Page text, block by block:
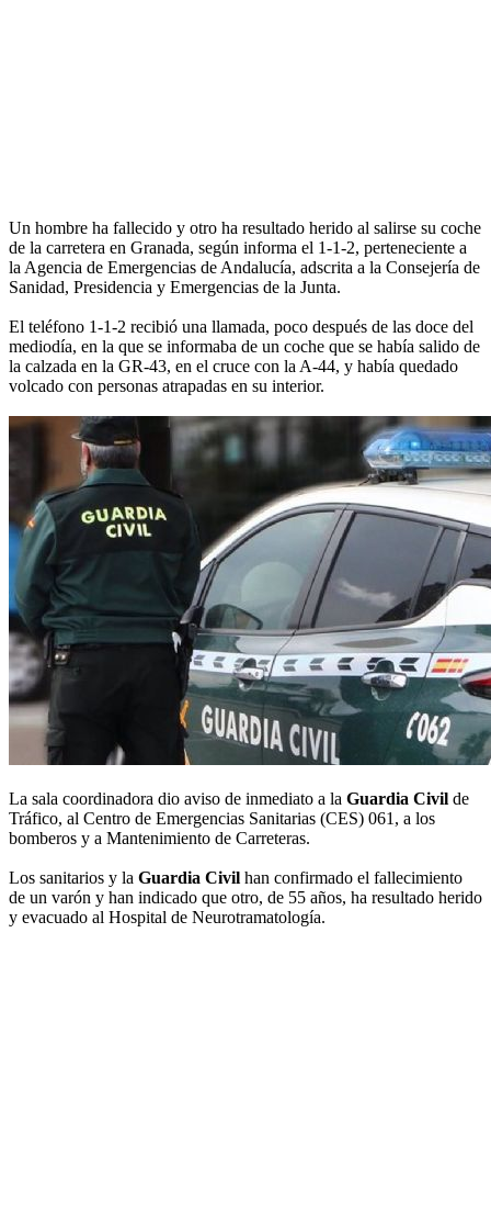
Un hombre ha fallecido y otro ha resultado herido al salirse su coche
de la carretera en Granada, según informa el 1-1-2, perteneciente a
la Agencia de Emergencias de Andalucía, adscrita a la Consejería de
Sanidad, Presidencia y Emergencias de la Junta.
El teléfono 1-1-2 recibió una llamada, poco después de las doce del
mediodía, en la que se informaba de un coche que se había salido de
la calzada en la GR-43, en el cruce con la A-44, y había quedado
volcado con personas atrapadas en su interior.
La sala coordinadora dio aviso de inmediato a la Guardia Civil de
Tráfico, al Centro de Emergencias Sanitarias (CES) 061, a los
bomberos y a Mantenimiento de Carreteras.
Los sanitarios y la Guardia Civil han confirmado el fallecimiento
de un varón y han indicado que otro, de 55 años, ha resultado herido
y evacuado al Hospital de Neurotramatología.